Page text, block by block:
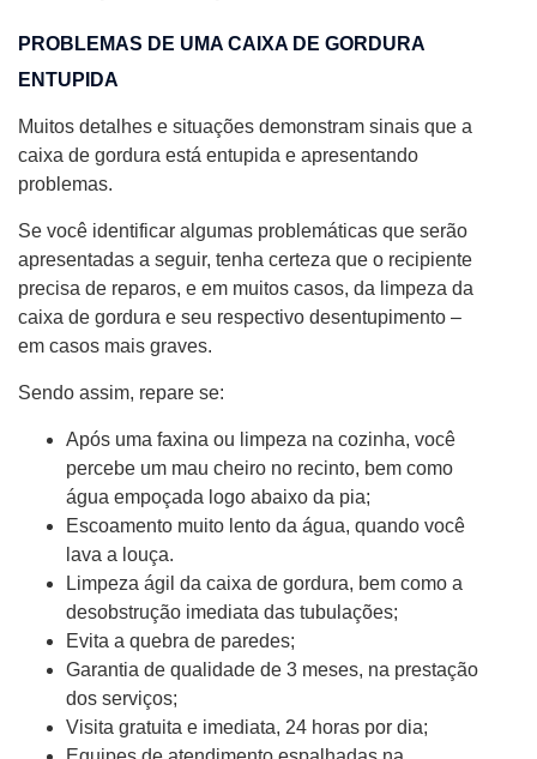
PROBLEMAS DE UMA CAIXA DE GORDURA
ENTUPIDA
Muitos detalhes e situações demonstram sinais que a
caixa de gordura está entupida e apresentando
problemas.
Se você identificar algumas problemáticas que serão
apresentadas a seguir, tenha certeza que o recipiente
precisa de reparos, e em muitos casos, da limpeza da
caixa de gordura e seu respectivo desentupimento –
em casos mais graves.
Sendo assim, repare se:
Após uma faxina ou limpeza na cozinha, você
percebe um mau cheiro no recinto, bem como
água empoçada logo abaixo da pia;
Escoamento muito lento da água, quando você
lava a louça.
Limpeza ágil da caixa de gordura, bem como a
desobstrução imediata das tubulações;
Evita a quebra de paredes;
Garantia de qualidade de 3 meses, na prestação
dos serviços;
Visita gratuita e imediata, 24 horas por dia;